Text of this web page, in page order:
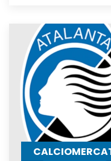
23,
Serie
C
Girone
B